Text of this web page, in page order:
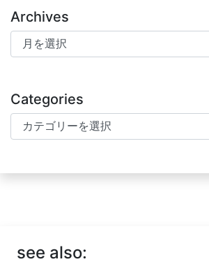
Archives
Archives
Categories
Categories
see also: